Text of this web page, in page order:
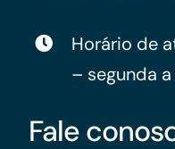
Horário de
– segunda
Fale